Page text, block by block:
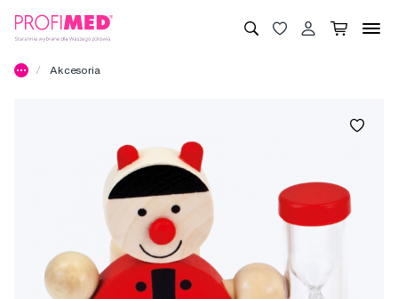
Akcesoria